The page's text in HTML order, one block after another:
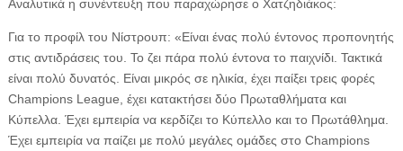
Αναλυτικά η συνέντευξη που παραχώρησε ο Χατζηδιάκος:
Για το προφίλ του Νίστρουπ: «Είναι ένας πολύ έντονος προπονητής
στις αντιδράσεις του. Το ζει πάρα πολύ έντονα το παιχνίδι. Τακτικά
είναι πολύ δυνατός. Είναι μικρός σε ηλικία, έχει παίξει τρεις φορές
Champions League, έχει κατακτήσει δύο Πρωταθλήματα και
Κύπελλα. Έχει εμπειρία να κερδίζει το Κύπελλο και το Πρωτάθλημα.
Έχει εμπειρία να παίζει με πολύ μεγάλες ομάδες στο Champions